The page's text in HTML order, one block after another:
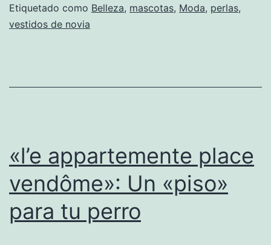
de
para
Etiquetado como Belleza, mascotas, Moda, perlas,
vestidos de novia
«l’e appartemente place
vendôme»: Un «piso»
para tu perro